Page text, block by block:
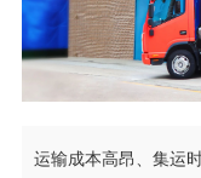
运输成本高昂、集运